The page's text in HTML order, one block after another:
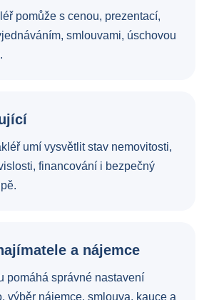
pomůže s cenou, prezentací,
smlouvami, úschovou
umí vysvětlit stav nemovitosti,
financování i bezpečný
a nájemce
pomáhá správné nastavení
výběr nájemce, smlouva, kauce a